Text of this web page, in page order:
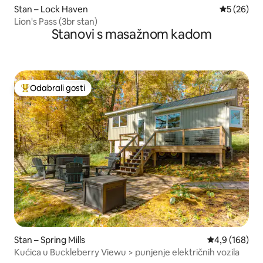
Stan – Lock Haven Prosječna
5 (26)
Lion's Pass (3br stan)
Stanovi s masažnom kadom
Među najviše rangiranima s oznakom „Odabrali gosti”
Odabrali gosti
Stan – Spring Mills Prosječna
4,9 (168)
Kućica u Buckleberry Viewu > punjenje električnih vozila